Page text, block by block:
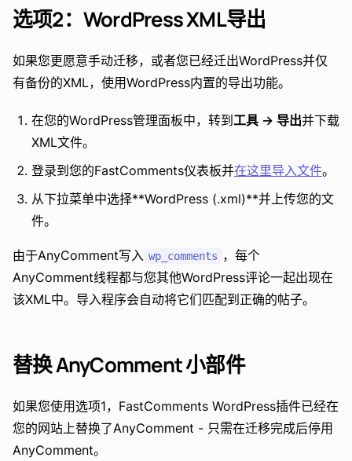
选项2：WordPress XML导出
如果您更愿意手动迁移，或者您已经迁出WordPress并仅
有备份的XML，使用WordPress内置的导出功能。
在您的WordPress管理面板中，转到 工具 -> 导出并下载
XML文件。
登录到您的FastComments仪表板并在这里导入文件。
从下拉菜单中选择**WordPress (.xml)**并上传您的文
件。
由于AnyComment写入 wp_comments ，每个
AnyComment线程都与您其他WordPress评论一起出现在
该XML中。导入程序会自动将它们匹配到正确的帖子。
替换 AnyComment 小部件
如果您使用选项1，FastComments WordPress插件已经在
您的网站上替换了AnyComment - 只需在迁移完成后停用
AnyComment。